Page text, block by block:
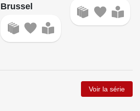
Brussel
Voir la série